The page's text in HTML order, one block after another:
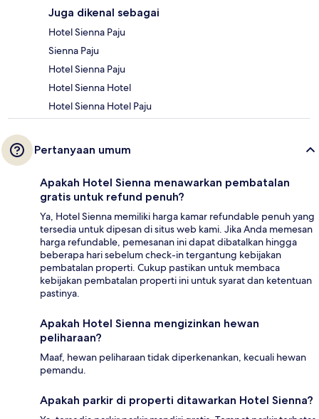
Juga dikenal sebagai
Hotel Sienna Paju
Sienna Paju
Hotel Sienna Paju
Hotel Sienna Hotel
Hotel Sienna Hotel Paju
Pertanyaan umum
Apakah Hotel Sienna menawarkan pembatalan
gratis untuk refund penuh?
Ya, Hotel Sienna memiliki harga kamar refundable penuh yang
tersedia untuk dipesan di situs web kami. Jika Anda memesan
harga refundable, pemesanan ini dapat dibatalkan hingga
beberapa hari sebelum check-in tergantung kebijakan
pembatalan properti. Cukup pastikan untuk membaca
kebijakan pembatalan properti ini untuk syarat dan ketentuan
pastinya.
Apakah Hotel Sienna mengizinkan hewan
peliharaan?
Maaf, hewan peliharaan tidak diperkenankan, kecuali hewan
pemandu.
Apakah parkir di properti ditawarkan Hotel Sienna?